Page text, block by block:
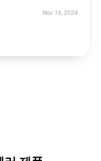
Nov 16, 2024